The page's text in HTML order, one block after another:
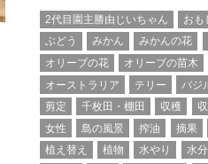
2代目園主勝由じいちゃん おも
ぶどう
みかん みかんの花
オリーブの花
オリーブの苗木
オーストラリア
テリー バジ
剪定
千枚田・棚田 収穫
女性
島の風景 搾油 摘果
植え替え
植物 水やり 水